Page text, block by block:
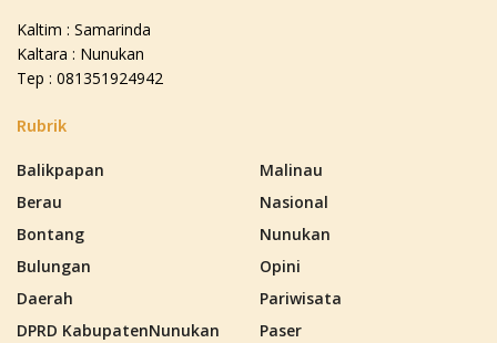
Kaltim : Samarinda
Kaltara : Nunukan
Tep : 081351924942
Rubrik
Balikpapan
Berau
Bontang
Bulungan
Daerah
DPRD KabupatenNunukan
Malinau
Nasional
Nunukan
Opini
Pariwisata
Paser